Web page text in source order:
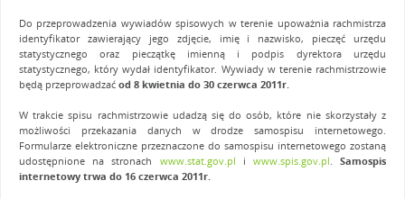
Do przeprowadzenia wywiadów spisowych w terenie upoważnia rachmistrza
identyfikator zawierający jego zdjęcie, imię i nazwisko, pieczęć urzędu
statystycznego oraz pieczątkę imienną i podpis dyrektora urzędu
statystycznego, który wydał identyfikator. Wywiady w terenie rachmistrzowie
będą przeprowadzać od 8 kwietnia do 30 czerwca 2011r.
W trakcie spisu rachmistrzowie udadzą się do osób, które nie skorzystały z
możliwości przekazania danych w drodze samospisu internetowego.
Formularze elektroniczne przeznaczone do samospisu internetowego zostaną
udostępnione na stronach www.stat.gov.pl i www.spis.gov.pl.Samospis
internetowy trwa do 16 czerwca 2011r.